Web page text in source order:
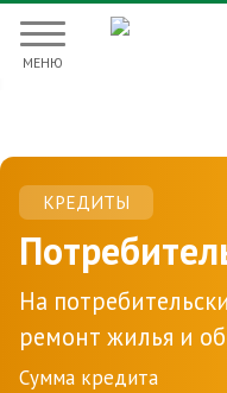
МЕНЮ
КРЕДИТЫ
На
ремонт жилья и
Сумма кредита